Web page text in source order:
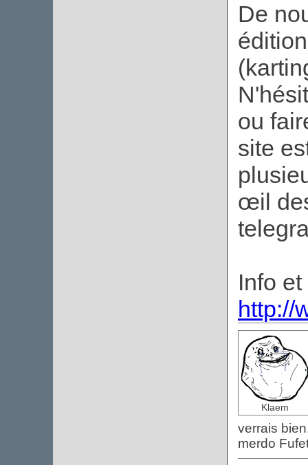
De
ou
site
œil
Info
http://
Klaem
verrais
merdo